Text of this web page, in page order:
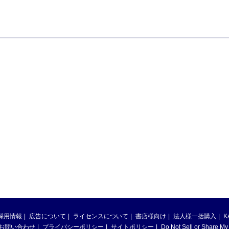
用情報 広告について ライセンスについて 書店様向け 法人様一括購入
問い合わせ
プライバシーポリシー サイトポリシー Do Not Sell or Share